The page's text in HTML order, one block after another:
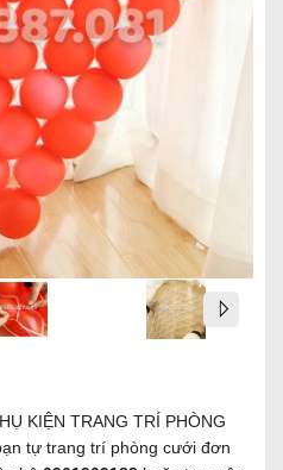
KIỆN TRANG TRÍ PHÒNG
tự trang trí phòng cưới đơn